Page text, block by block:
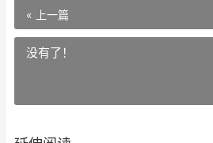
« 上一篇
没有了！